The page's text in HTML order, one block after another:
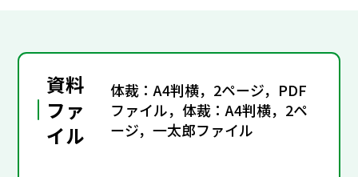
資料
ファ
イル
体裁：A4判横，2ページ，PDF
ファイル，体裁：A4判横，2ペ
ージ，一太郎ファイル